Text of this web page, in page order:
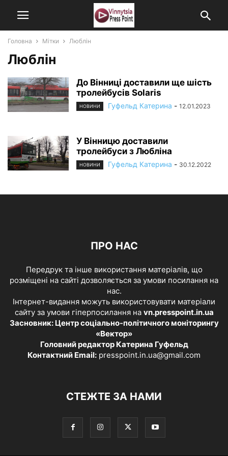
Головна Мітки Люблін
Люблін
До Вінниці доставили ще шість
тролейбусів Solaris
НОВИНИ Гуфельд Катерина - 12.01.2023
У Вінницю доставили
тролейбуси з Любліна
НОВИНИ Гуфельд Катерина - 30.12.2022
ПРО НАС
Передрук та інше використання матеріалів, що
розміщені на сайті дозволяється за умови посилання на
нас.
Інтернет-видання можуть використовувати матеріали
сайту за умови гіперпосилання на vn.presspoint.in.ua
Засновник: Центр соціально-політичного моніторингу
«Вектор»
Головний редактор Катерина Гуфельд
Контактний Email: presspoint.in.ua@gmail.com
СТЕЖТЕ ЗА НАМИ